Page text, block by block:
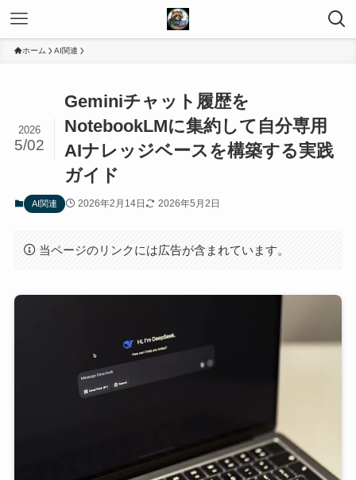
ホーム AI関連
Geminiチャット履歴を
NotebookLMに集約して自分専用
AIナレッジベースを構築する実践
ガイド
2026
5/02
AI関連 2026年2月14日 2026年5月2日
当ページのリンクには広告が含まれています。